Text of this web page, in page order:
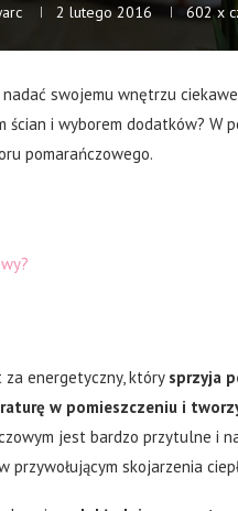
2 lutego 2016 602x
swojemu wnętrzu
i wyborem dodatków? W
pomarańczowego.
energetyczny, który sprzyja
w pomieszczeniu i
jest bardzo przytulne i
skojarzenia